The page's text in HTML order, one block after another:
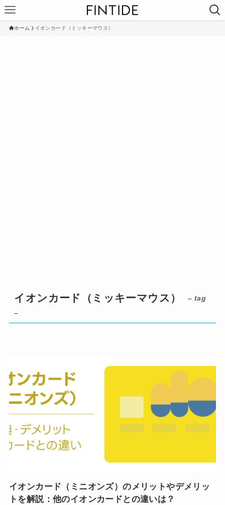
ホーム イオンカード（ミッキーマウス）
イオンカード（ミッキーマウス）
– tag
–
イオンカード（ミニオンズ）のメリットやデメリッ
トを解説：他のイオンカードとの違いは？